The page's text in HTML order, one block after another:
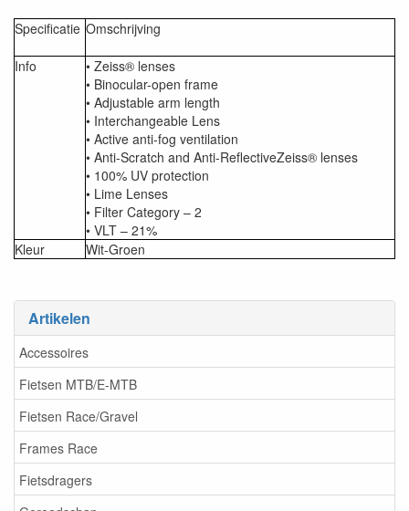
Artikelen
Accessoires
Fietsen MTB/E-MTB
Fietsen Race/Gravel
Frames Race
Fietsdragers
Specificatie Omschrijving
Info
• Zeiss® lenses
• Binocular-open frame
• Adjustable arm length
• Interchangeable Lens
• Active anti-fog ventilation
• Anti-Scratch and Anti-ReflectiveZeiss® lenses
• 100% UV protection
• Lime Lenses
• Filter Category – 2
• VLT – 21%
Kleur
Wit-Groen